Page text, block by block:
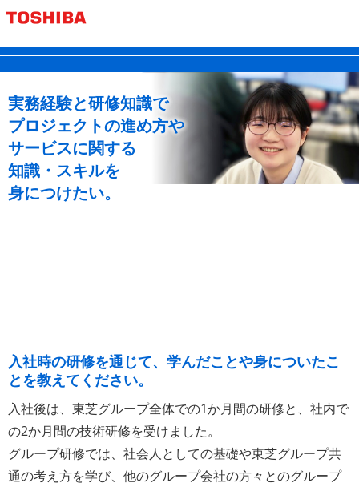
2025
年
入
社
O.M
さ
ん
実務経験と研修知識で
プロジェクトの進め方や
サービスに関する
知識・スキルを
身につけたい。
入社時の研修を通じて、学んだことや身についたこ
とを教えてください。
入社後は、東芝グループ全体での1か月間の研修と、社内で
の2か月間の技術研修を受けました。
グループ研修では、社会人としての基礎や東芝グループ共
通の考え方を学び、他のグループ会社の方々とのグループ